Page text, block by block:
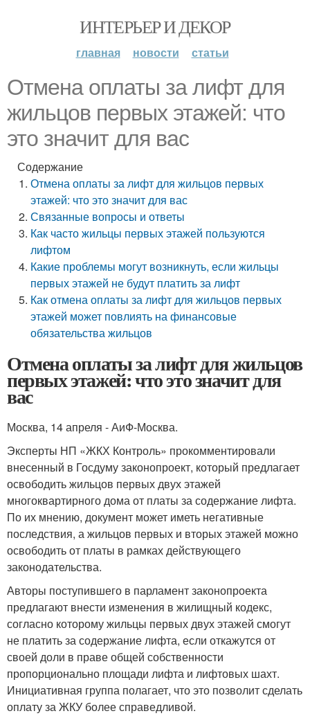
ИНТЕРЬЕР И ДЕКОР
главная новости статьи
Отмена оплаты за лифт для
жильцов первых этажей: что
это значит для вас
Содержание
Отмена оплаты за лифт для жильцов первых
этажей: что это значит для вас
Связанные вопросы и ответы
Как часто жильцы первых этажей пользуются
лифтом
Какие проблемы могут возникнуть, если жильцы
первых этажей не будут платить за лифт
Как отмена оплаты за лифт для жильцов первых
этажей может повлиять на финансовые
обязательства жильцов
Отмена оплаты за лифт для жильцов
первых этажей: что это значит для
вас
Москва, 14 апреля - АиФ-Москва.
Эксперты НП «ЖКХ Контроль» прокомментировали
внесенный в Госдуму законопроект, который предлагает
освободить жильцов первых двух этажей
многоквартирного дома от платы за содержание лифта.
По их мнению, документ может иметь негативные
последствия, а жильцов первых и вторых этажей можно
освободить от платы в рамках действующего
законодательства.
Авторы поступившего в парламент законопроекта
предлагают внести изменения в жилищный кодекс,
согласно которому жильцы первых двух этажей смогут
не платить за содержание лифта, если откажутся от
своей доли в праве общей собственности
пропорционально площади лифта и лифтовых шахт.
Инициативная группа полагает, что это позволит сделать
оплату за ЖКУ более справедливой.